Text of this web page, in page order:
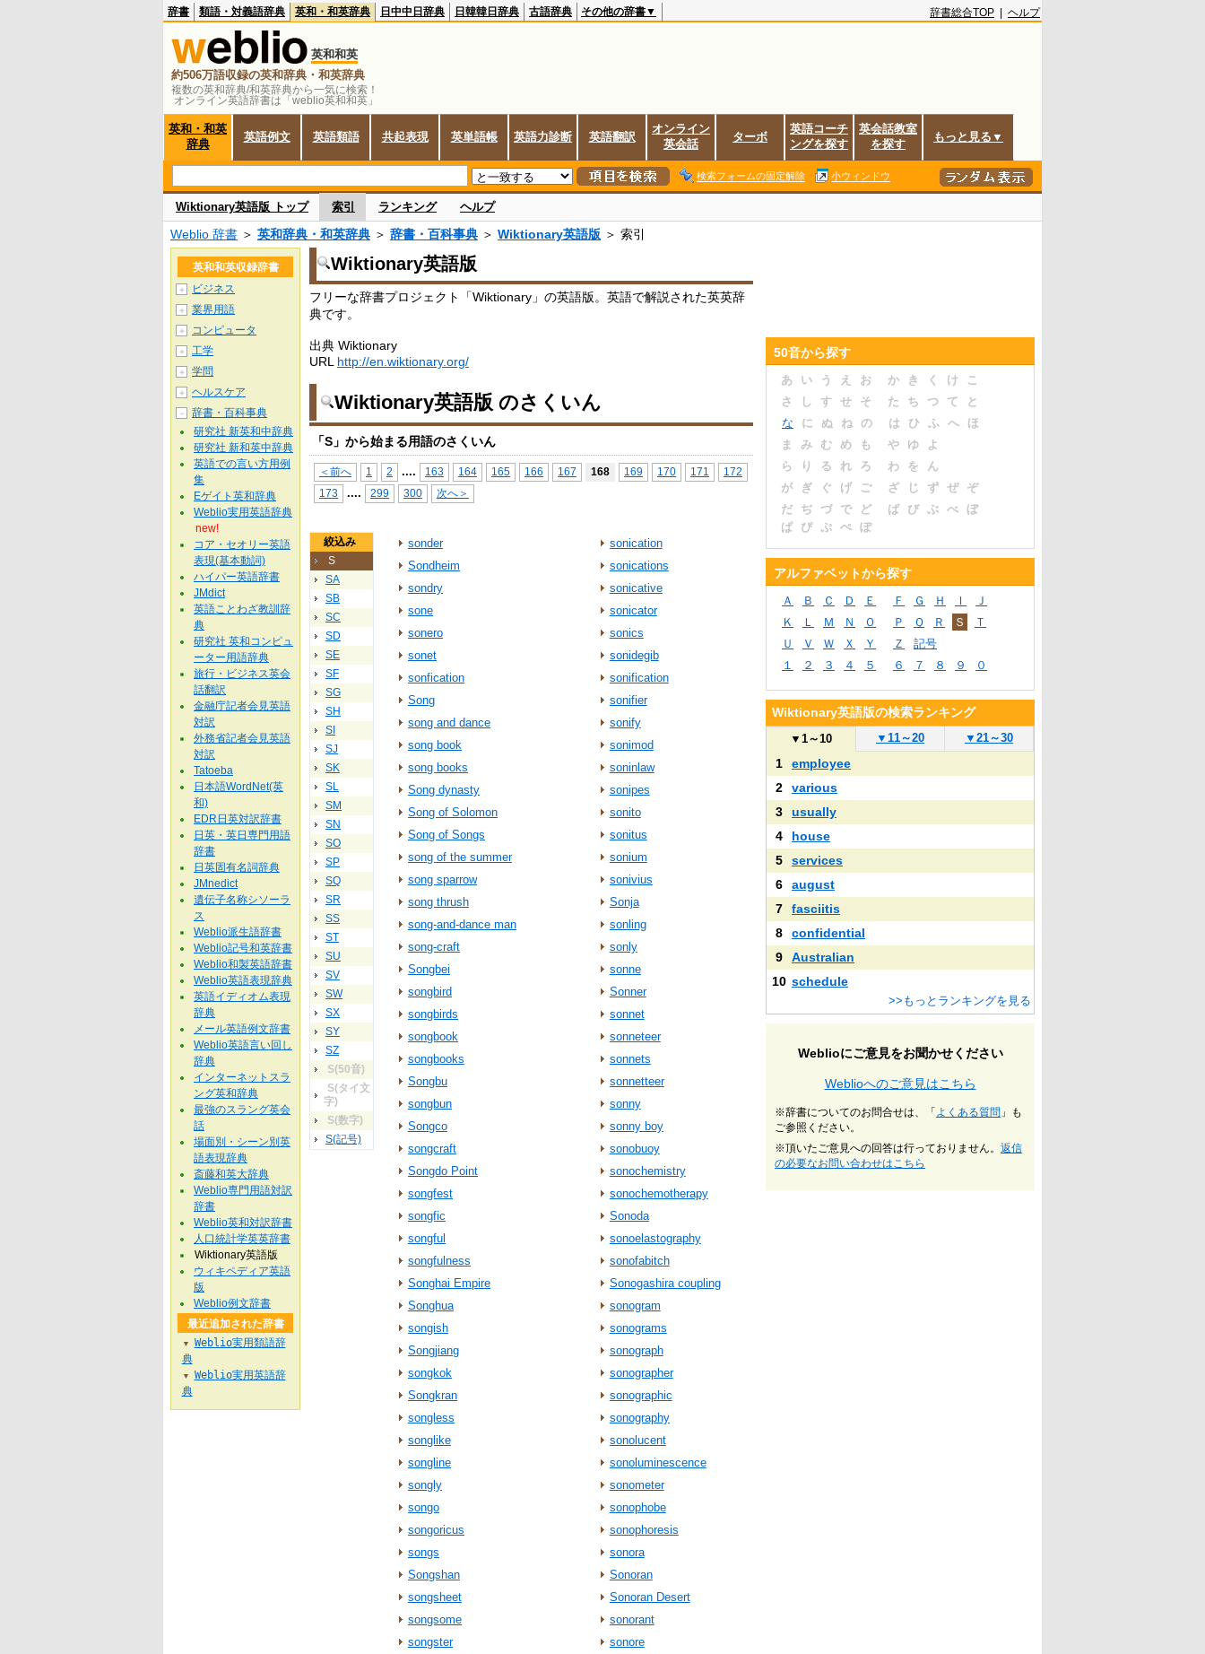
複数の英和辞典/和英辞典から一気に検索！
オンライン英語辞書は「weblio英和和英」
辞書 類語・対義語辞典 英和・和英辞典 日中中日辞典 日韓韓日辞典 古語辞典 その他の辞書▼ 辞書総合TOP ヘルプ
英和和英
約506万語収録の英和辞典・和英辞典
英和・和英
辞典
英語例文 英語類語 共起表現 英単語帳 英語力診断 英語翻訳
オンライン
英会話
ターボ
英語コーチ
ングを探す
英会話教室
を探す
もっと見る▼
検索フォームの固定解除 小ウィンドウ
Wiktionary英語版 トップ 索引 ランキング ヘルプ
Weblio 辞書 ＞ 英和辞典・和英辞典 ＞ 辞書・百科事典 ＞ Wiktionary英語版 ＞ 索引
Wiktionary英語版
フリーな辞書プロジェクト「Wiktionary」の英語版。英語で解説された英英辞
典です。
出典 Wiktionary
URL http://en.wiktionary.org/
Wiktionary英語版 のさくいん
「S」から始まる用語のさくいん
＜前へ 1 2 .... 163 164 165 166 167 168 169 170 171
172
173
.... 299 300 次へ＞
絞込み
S
SA
SB
SC
SD
SE
SF
SG
SH
SI
SJ
SK
SL
SM
SN
SO
SP
SQ
SR
SS
ST
SU
SV
SW
SX
SY
SZ
S(50音)
S(タイ文
字)
S(数字)
S(記号)
sonder
Sondheim
sondry
sone
sonero
sonet
sonfication
Song
song and dance
song book
song books
Song dynasty
Song of Solomon
Song of Songs
song of the summer
song sparrow
song thrush
song-and-dance man
song-craft
Songbei
songbird
songbirds
songbook
songbooks
Songbu
songbun
Songco
songcraft
Songdo Point
songfest
songfic
songful
songfulness
Songhai Empire
Songhua
songish
Songjiang
songkok
Songkran
songless
songlike
songline
songly
songo
songoricus
songs
Songshan
songsheet
songsome
songster
sonication
sonications
sonicative
sonicator
sonics
sonidegib
sonification
sonifier
sonify
sonimod
soninlaw
sonipes
sonito
sonitus
sonium
sonivius
Sonja
sonling
sonly
sonne
Sonner
sonnet
sonneteer
sonnets
sonnetteer
sonny
sonny boy
sonobuoy
sonochemistry
sonochemotherapy
Sonoda
sonoelastography
sonofabitch
Sonogashira coupling
sonogram
sonograms
sonograph
sonographer
sonographic
sonography
sonolucent
sonoluminescence
sonometer
sonophobe
sonophoresis
sonora
Sonoran
Sonoran Desert
sonorant
sonore
英和和英収録辞書
＋ ビジネス
＋ 業界用語
＋ コンピュータ
＋ 工学
＋ 学問
＋ ヘルスケア
－
辞書・百科事典
研究社 新英和中辞典
研究社 新和英中辞典
英語での言い方用例
集
Eゲイト英和辞典
Weblio実用英語辞典
new!
コア・セオリー英語
表現(基本動詞)
ハイパー英語辞書
JMdict
英語ことわざ教訓辞
典
研究社 英和コンピュ
ーター用語辞典
旅行・ビジネス英会
話翻訳
金融庁記者会見英語
対訳
外務省記者会見英語
対訳
Tatoeba
日本語WordNet(英
和)
EDR日英対訳辞書
日英・英日専門用語
辞書
日英固有名詞辞典
JMnedict
遺伝子名称シソーラ
ス
Weblio派生語辞書
Weblio記号和英辞書
Weblio和製英語辞書
Weblio英語表現辞典
英語イディオム表現
辞典
メール英語例文辞書
Weblio英語言い回し
辞典
インターネットスラ
ング英和辞典
最強のスラング英会
話
場面別・シーン別英
語表現辞典
斎藤和英大辞典
Weblio専門用語対訳
辞書
Weblio英和対訳辞書
人口統計学英英辞書
Wiktionary英語版
ウィキペディア英語
版
Weblio例文辞書
最近追加された辞書
▼
Weblio実用類語辞
典
▼
Weblio実用英語辞
典
50音から探す
あ い う え お か き く け
こ
さ
し す せ そ た ち つ て
と
な
に ぬ ね の は ひ ふ へ
ほ
ま
み む め も や ゆ
よ
ら
り る れ ろ わ を
ん
が
ぎ ぐ げ ご ざ じ ず ぜ
ぞ
だ
ぢ づ で ど ば び ぶ べ
ぼ
ぱ
ぴ ぷ ぺ ぽ
アルファベットから探す
Ａ Ｂ Ｃ Ｄ Ｅ Ｆ Ｇ Ｈ Ｉ
Ｊ
Ｋ
Ｌ Ｍ Ｎ Ｏ Ｐ Ｑ Ｒ Ｓ
Ｔ
Ｕ
Ｖ Ｗ Ｘ Ｙ Ｚ
記号
１
２ ３ ４ ５ ６ ７ ８ ９ ０
Wiktionary英語版の検索ランキング
▼ 1～10 ▼ 11～20 ▼ 21～30
1
employee
2
various
3
usually
4
house
5
services
6
august
7
fasciitis
8
confidential
9
Australian
10 schedule
>>もっとランキングを見る
Weblioにご意見をお聞かせください
Weblioへのご意見はこちら
※辞書についてのお問合せは、「 よくある質問 」も
ご参照ください。
※頂いたご意見への回答は行っておりません。 返信
の必要なお問い合わせはこちら